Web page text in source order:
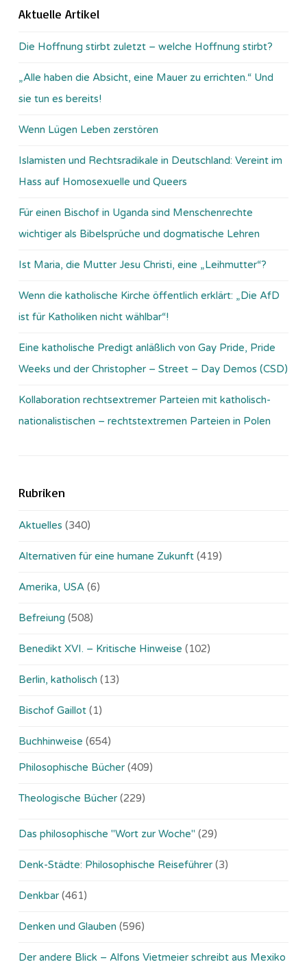
Aktuelle Artikel
Die Hoffnung stirbt zuletzt – welche Hoffnung stirbt?
„Alle haben die Absicht, eine Mauer zu errichten.“ Und
sie tun es bereits!
Wenn Lügen Leben zerstören
Islamisten und Rechtsradikale in Deutschland: Vereint im
Hass auf Homosexuelle und Queers
Für einen Bischof in Uganda sind Menschenrechte
wichtiger als Bibelsprüche und dogmatische Lehren
Ist Maria, die Mutter Jesu Christi, eine „Leihmutter“?
Wenn die katholische Kirche öffentlich erklärt: „Die AfD
ist für Katholiken nicht wählbar“!
Eine katholische Predigt anläßlich von Gay Pride, Pride
Weeks und der Christopher – Street – Day Demos (CSD)
Kollaboration rechtsextremer Parteien mit katholisch-
nationalistischen – rechtstextremen Parteien in Polen
Rubriken
Aktuelles (340)
Alternativen für eine humane Zukunft (419)
Amerika, USA (6)
Befreiung (508)
Benedikt XVI. – Kritische Hinweise (102)
Berlin, katholisch (13)
Bischof Gaillot (1)
Buchhinweise (654)
Philosophische Bücher (409)
Theologische Bücher (229)
Das philosophische "Wort zur Woche" (29)
Denk-Städte: Philosophische Reiseführer (3)
Denkbar (461)
Denken und Glauben (596)
Der andere Blick – Alfons Vietmeier schreibt aus Mexiko